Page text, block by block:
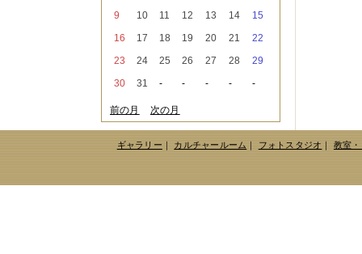
2020年12月（3件）
2020年11月 （6件）
2020年09月（5件）
2020年08月
2020年06月（2件）
2020年04月（4件）
2020年03月（9件）
2020年02月（3件）
2020年01月（5件）
2019年12月（3件）
9
10 11 12 13 14
15
16
17 18 19 20 21
22
23
24 25 26 27 28
29
30
31 - - - - -
前の月 次の月
ギャラリー｜ カルチャールーム｜ フォトスタジオ｜ 教室